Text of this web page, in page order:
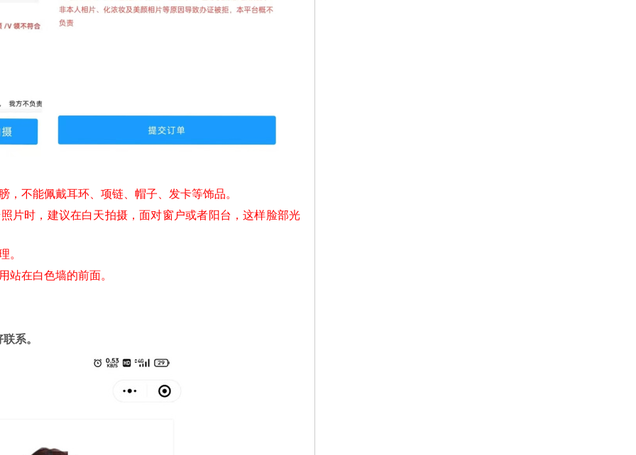
，不能佩戴耳环、项链、帽子、发卡等饰品。
片时，建议在白天拍摄，面对窗户或者阳台，这样脸部光
。
站在白色墙的前面。
系。